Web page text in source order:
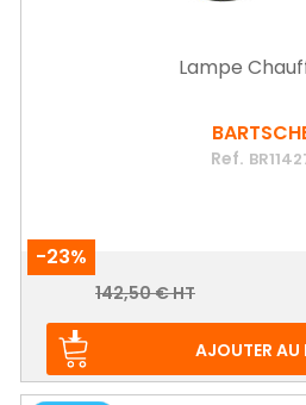
Lampe
Ref.
-23%
Prix
Prix
142,50 € HT
AJOUTER AU